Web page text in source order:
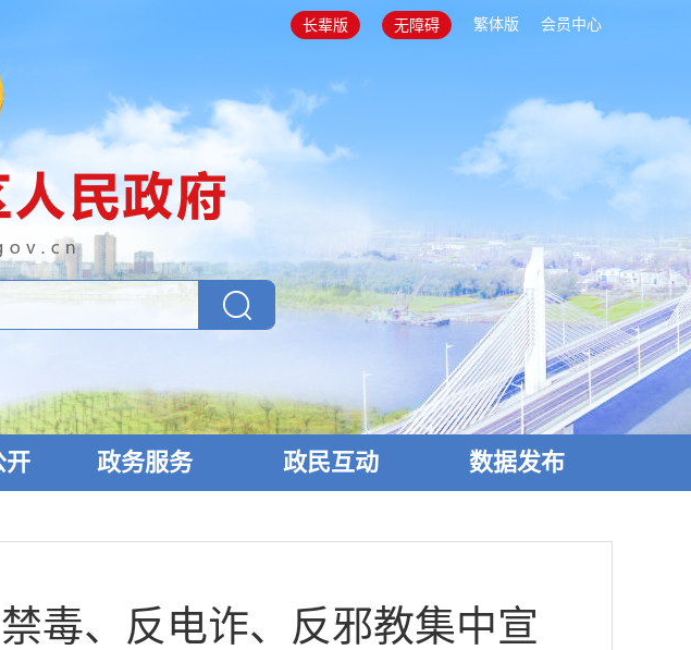
长辈版 无障碍 繁体版 会员中心
开 政务服务 政民互动 数据发布
毒、反电诈、反邪教集中宣